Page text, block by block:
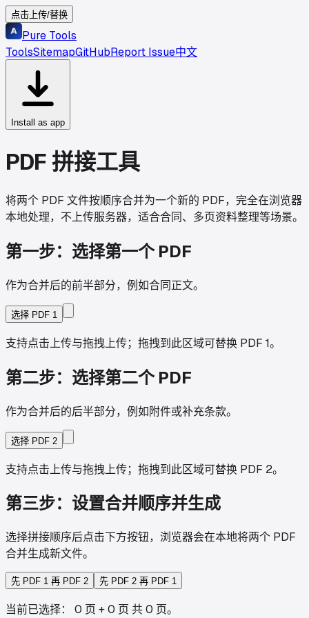
点击上传/替换
Pure Tools
ToolsSitemapGitHubReport Issue中文
Install as app
PDF 拼接工具
将两个 PDF 文件按顺序合并为一个新的 PDF，完全在浏览器
本地处理，不上传服务器，适合合同、多页资料整理等场景。
第一步：选择第一个 PDF
作为合并后的前半部分，例如合同正文。
选择 PDF 1
支持点击上传与拖拽上传；拖拽到此区域可替换 PDF 1。
第二步：选择第二个 PDF
作为合并后的后半部分，例如附件或补充条款。
选择 PDF 2
支持点击上传与拖拽上传；拖拽到此区域可替换 PDF 2。
第三步：设置合并顺序并生成
选择拼接顺序后点击下方按钮，浏览器会在本地将两个 PDF
合并生成新文件。
先 PDF 1 再 PDF 2 先 PDF 2 再 PDF 1
当前已选择： 0 页 +0 页 共0 页。